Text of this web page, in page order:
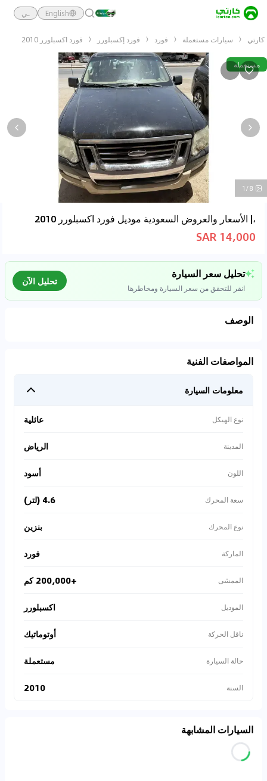
English ـي
كارتي سيارات مستعملة فورد فورد إكسبلورر فورد اكسبلورر 2010
مستعملة
1/8
،| الأسعار والعروض السعودية موديل فورد اكسبلورر 2010
14,000 SAR
تحليل سعر السيارة
انقر للتحقق من سعر السيارة ومخاطرها
تحليل الآن
الوصف
المواصفات الفنية
معلومات السيارة
نوع الهيكل عائلية
المدينة الرياض
اللون أسود
سعة المحرك 4.6 (لتر)
نوع المحرك بنزين
الماركة فورد
الممشى +200,000 كم
الموديل اكسبلورر
ناقل الحركة أوتوماتيك
حالة السيارة مستعملة
السنة 2010
السيارات المشابهة